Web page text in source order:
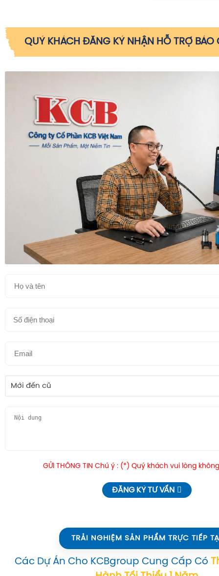
QUÝ KHÁCH ĐĂNG KÝ NHẬN HỖ TRỢ BÁO
Mới đến cũ
GỬI THÔNG TIN Chú ý : (*) Quý khách vui lòng
ĐĂNG KÝ TƯ VẤN
TRẢI NGHIỆM SẢN PHẨM TRỰC TIẾP
Các Dự Án Cho KCBgroup Cung Cấp Có